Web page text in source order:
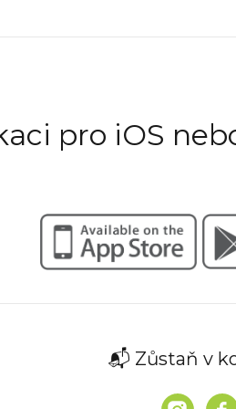
pro iOS
📬 Zůstaň v